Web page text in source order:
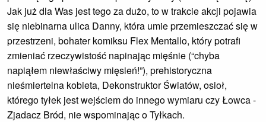
Jak już dla Was jest tego za dużo, to w trakcie akcji pojawia
się niebinarna ulica Danny, która umie przemieszczać się w
przestrzeni, bohater komiksu Flex Mentallo, który potrafi
zmieniać rzeczywistość napinając mięśnie (“chyba
napiąłem niewłaściwy mięsień!”), prehistoryczna
nieśmiertelna kobieta, Dekonstruktor Światów, osioł,
którego tyłek jest wejściem do innego wymiaru czy Łowca -
Zjadacz Bród, nie wspominając o Tyłkach.